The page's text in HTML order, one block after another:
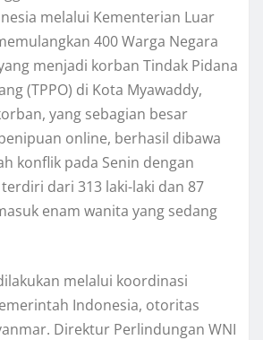
melalui Kementerian Luar
400 Warga Negara
menjadi korban Tindak Pidana
(TPPO) di Kota Myawaddy,
yang sebagian besar
online, berhasil dibawa
konflik pada Senin dengan
dari 313 laki-laki dan 87
enam wanita yang sedang
melalui koordinasi
Indonesia, otoritas
Direktur Perlindungan WNI